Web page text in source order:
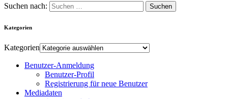
Suchen nach:
Kategorien
Kategorien
Benutzer-Anmeldung
Benutzer-Profil
Registrierung für neue Benutzer
Mediadaten